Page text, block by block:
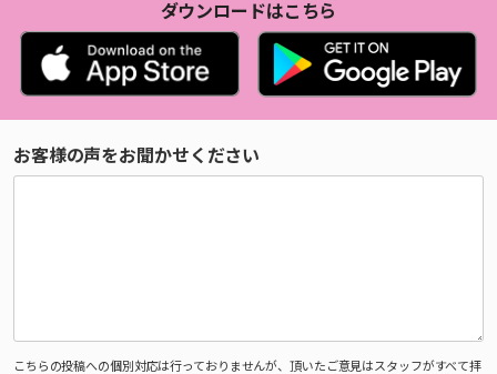
ダウンロードはこちら
お客様の声をお聞かせください
こちらの投稿への個別対応は行っておりませんが、頂いたご意見はスタッフがすべて拝